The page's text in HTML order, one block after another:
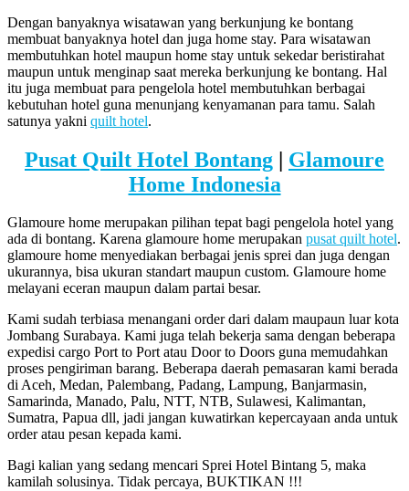
Dengan banyaknya wisatawan yang berkunjung ke bontang
membuat banyaknya hotel dan juga home stay. Para wisatawan
membutuhkan hotel maupun home stay untuk sekedar beristirahat
maupun untuk menginap saat mereka berkunjung ke bontang. Hal
itu juga membuat para pengelola hotel membutuhkan berbagai
kebutuhan hotel guna menunjang kenyamanan para tamu. Salah
satunya yakni quilt hotel.
Pusat Quilt Hotel Bontang | Glamoure
Home Indonesia
Glamoure home merupakan pilihan tepat bagi pengelola hotel yang
ada di bontang. Karena glamoure home merupakan pusat quilt hotel.
glamoure home menyediakan berbagai jenis sprei dan juga dengan
ukurannya, bisa ukuran standart maupun custom. Glamoure home
melayani eceran maupun dalam partai besar.
Kami sudah terbiasa menangani order dari dalam maupaun luar kota
Jombang Surabaya. Kami juga telah bekerja sama dengan beberapa
expedisi cargo Port to Port atau Door to Doors guna memudahkan
proses pengiriman barang. Beberapa daerah pemasaran kami berada
di Aceh, Medan, Palembang, Padang, Lampung, Banjarmasin,
Samarinda, Manado, Palu, NTT, NTB, Sulawesi, Kalimantan,
Sumatra, Papua dll, jadi jangan kuwatirkan kepercayaan anda untuk
order atau pesan kepada kami.
Bagi kalian yang sedang mencari Sprei Hotel Bintang 5, maka
kamilah solusinya. Tidak percaya, BUKTIKAN !!!